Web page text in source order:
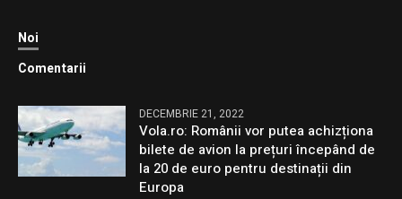
Noi
Comentarii
DECEMBRIE 21, 2022
Vola.ro: Românii vor putea achizționa
bilete de avion la prețuri începând de
la 20 de euro pentru destinații din
Europa